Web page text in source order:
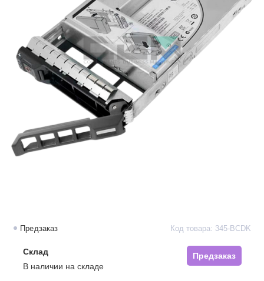
Предзаказ Код товара: 345-BCDK
Склад
Предзаказ
В наличии на складе